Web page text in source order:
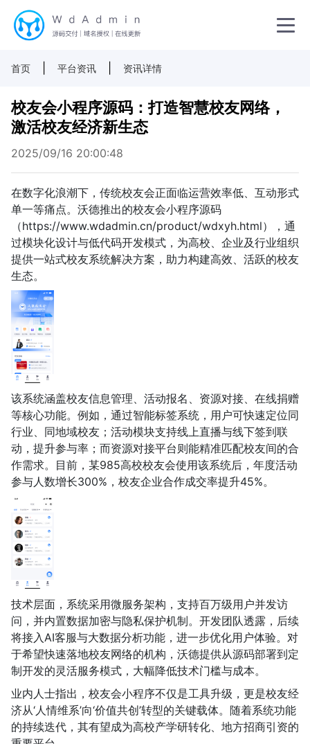
首页 平台资讯 资讯详情
校友会小程序源码：打造智慧校友网络，
激活校友经济新生态
2025/09/16 20:00:48
在数字化浪潮下，传统校友会正面临运营效率低、互动形式
单一等痛点。沃德推出的校友会小程序源码
（https://www.wdadmin.cn/product/wdxyh.html），通
过模块化设计与低代码开发模式，为高校、企业及行业组织
提供一站式校友系统解决方案，助力构建高效、活跃的校友
生态。
该系统涵盖校友信息管理、活动报名、资源对接、在线捐赠
等核心功能。例如，通过智能标签系统，用户可快速定位同
行业、同地域校友；活动模块支持线上直播与线下签到联
动，提升参与率；而资源对接平台则能精准匹配校友间的合
作需求。目前，某985高校校友会使用该系统后，年度活动
参与人数增长300%，校友企业合作成交率提升45%。
技术层面，系统采用微服务架构，支持百万级用户并发访
问，并内置数据加密与隐私保护机制。开发团队透露，后续
将接入AI客服与大数据分析功能，进一步优化用户体验。对
于希望快速落地校友网络的机构，沃德提供从源码部署到定
制开发的灵活服务模式，大幅降低技术门槛与成本。
业内人士指出，校友会小程序不仅是工具升级，更是校友经
济从‘人情维系’向‘价值共创’转型的关键载体。随着系统功能
的持续迭代，其有望成为高校产学研转化、地方招商引资的